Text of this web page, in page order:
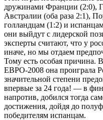
дружинами Франции (2:0),
Австралии (оба раза 2:1),
голландцам (1:2) и
они выйдут с лидерской
эксперты считают, что у
иначе, но мы отдаем
Тому есть особая причина.
ЕВРО-2008 она проиграла
значительной степени
впервые за 24 года! — в
напротив, добился тогда
достижения, дойдя до
победителям испанцам.